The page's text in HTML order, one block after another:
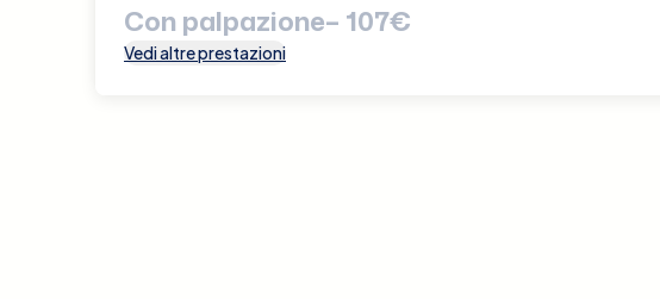
Con palpazione– 107€
Vedi altre prestazioni